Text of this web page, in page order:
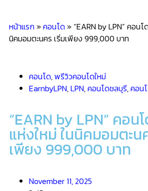
หน้าแรก »คอนโด » “EARN by LPN” คอน
นิคมอมตะนคร เริ่มเพียง 999,000 บาท
คอนโด,พรีวิวคอนโดใหม่
EarnbyLPN,LPN,คอนโดชลบุรี,คอน
“EARN by LPN” คอ
แห่งใหม่ ในนิคมอมตะน
เพียง 999,000 บาท
November 11, 2025